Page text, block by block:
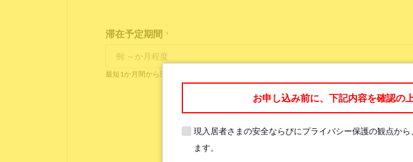
滞在予定期間 *
最短1か月間から滞在可能です。
お申し込み前に、下記内容を確認の
現入居者さまの安全ならびにプライバシー保護の観点か
ます。